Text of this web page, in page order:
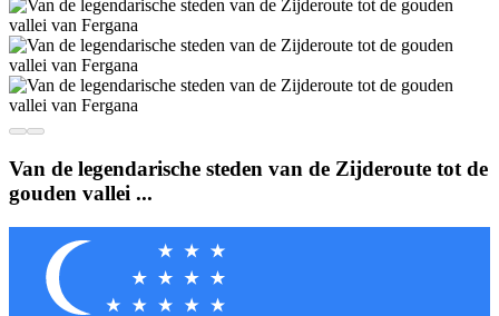
Van de legendarische steden van de Zijderoute tot de
gouden vallei ...